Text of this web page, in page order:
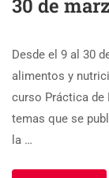
30 de
Desde el 9 al 30
alimentos y
curso Práctica de
temas que se
la …